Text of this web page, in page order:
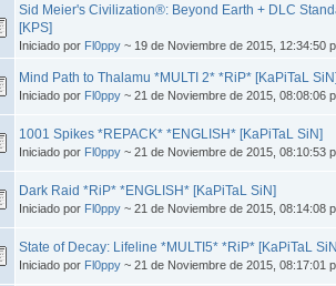
Sid Meier's Civilization®: Beyond Earth + DLC
[KPS]
Iniciado por Fl0ppy ~ 19 de Noviembre de 2015, 12:34:50
Mind Path to Thalamu *MULTI 2* *RiP* [KaPiTaL
Iniciado por Fl0ppy ~ 21 de Noviembre de 2015, 08:08:06
1001 Spikes *REPACK* *ENGLISH* [KaPiTaL SiN]
Iniciado por Fl0ppy ~ 21 de Noviembre de 2015, 08:10:53
Dark Raid *RiP* *ENGLISH* [KaPiTaL SiN]
Iniciado por Fl0ppy ~ 21 de Noviembre de 2015, 08:14:08
State of Decay: Lifeline *MULTI5* *RiP* [KaPiTaL
Iniciado por Fl0ppy ~ 21 de Noviembre de 2015, 08:17:01